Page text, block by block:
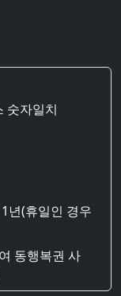
숫자일치
년(휴일인 경우
동행복권 사